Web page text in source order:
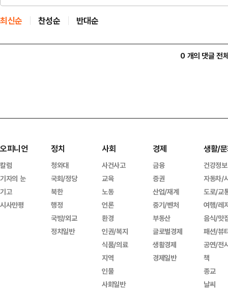
최신순 찬성순 반대순
0 개의 댓글 전
오피니언
칼럼
기자의 눈
기고
시사만평
정치
청와대
국회/정당
북한
행정
국방/외교
정치일반
사회
사건사고
교육
노동
언론
환경
인권/복지
식품/의료
지역
인물
사회일반
경제
금융
증권
산업/재계
중기/벤처
부동산
글로벌경제
생활경제
경제일반
생활/
건강정보
자동차/
도로/교
여행/레
음식/맛
패션/뷰
공연/전
책
종교
날씨